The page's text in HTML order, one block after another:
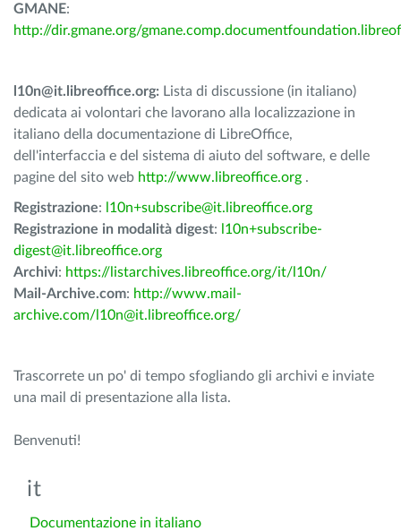
GMANE:
http://dir.gmane.org/
l10n@it.libreoffice.org: Lista di discussione (in italiano)
dedicata ai volontari che lavorano alla localizzazione in
italiano della documentazione di LibreOffice,
dell'interfaccia e del sistema di aiuto del software, e delle
pagine del sito web http://www.libreoffice.org .
Registrazione:
l10n+subscribe@it.libreoffice.org
Registrazione in modalità digest:
l10n+subscribe-
digest@it.libreoffice.org
Archivi: https://listarchives.libreoffice.org/it/l10n/
Mail-Archive.com: http://www.mail-
archive.com/l10n@it.libreoffice.org/
Trascorrete un po' di tempo sfogliando gli archivi e inviate
una mail di presentazione alla lista.
Benvenuti!
it
Documentazione in italiano